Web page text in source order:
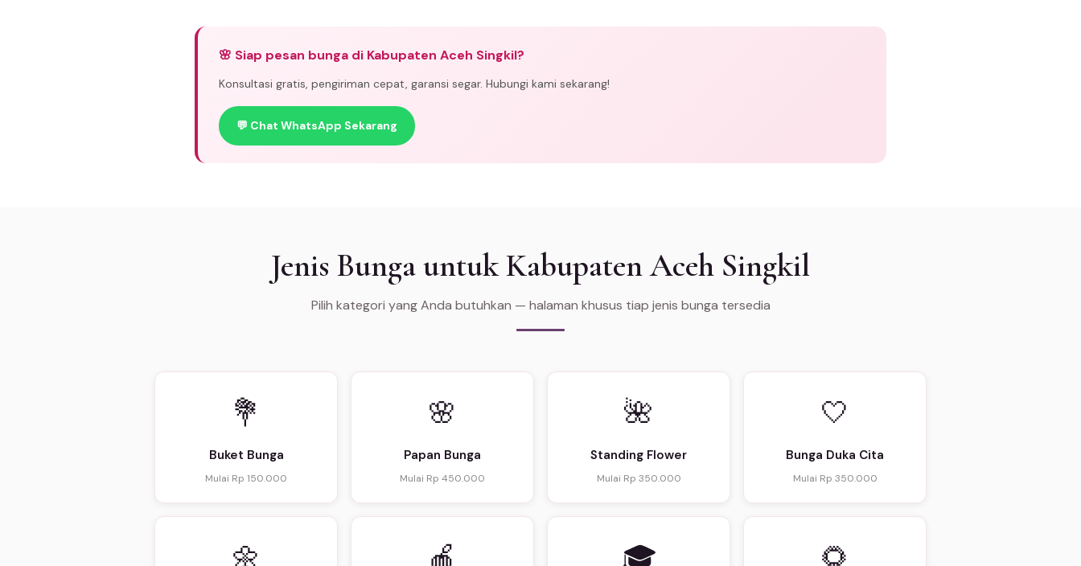
🌸 Siap pesan bunga di Kabupaten Aceh Singkil?
Konsultasi gratis, pengiriman cepat, garansi segar. Hubungi kami sekarang!
💬 Chat WhatsApp Sekarang
Jenis Bunga untuk Kabupaten Aceh Singkil
Pilih kategori yang Anda butuhkan — halaman khusus tiap jenis bunga tersedia
💐
Buket Bunga
Mulai Rp 150.000
🌸
Papan Bunga
Mulai Rp 450.000
🌺
Standing Flower
Mulai Rp 350.000
🤍
Bunga Duka Cita
Mulai Rp 350.000
🌼 🍎 🎓 🌻